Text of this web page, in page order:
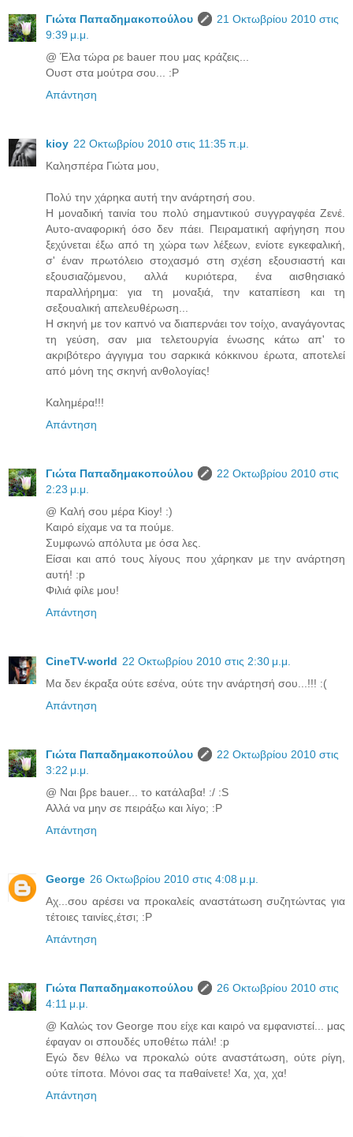
Γιώτα Παπαδημακοπούλου
21 Οκτωβρίου 2010 στις
9:39 μ.μ.
@ Έλα τώρα ρε bauer που μας κράζεις...
Ουστ στα μούτρα σου... :P
Απάντηση
kioy 22 Οκτωβρίου 2010 στις 11:35 π.μ.
Καλησπέρα Γιώτα μου,
Πολύ την χάρηκα αυτή την ανάρτησή σου.
Η μοναδική ταινία του πολύ σημαντικού συγγραγφέα Ζενέ.
Αυτο-αναφορική όσο δεν πάει. Πειραματική αφήγηση που
ξεχύνεται έξω από τη χώρα των λέξεων, ενίοτε εγκεφαλική,
σ' έναν πρωτόλειο στοχασμό στη σχέση εξουσιαστή και
εξουσιαζόμενου, αλλά κυριότερα, ένα αισθησιακό
παραλλήρημα: για τη μοναξιά, την καταπίεση και τη
σεξουαλική απελευθέρωση...
Η σκηνή με τον καπνό να διαπερνάει τον τοίχο, αναγάγοντας
τη γεύση, σαν μια τελετουργία ένωσης κάτω απ' το
ακριβότερο άγγιγμα του σαρκικά κόκκινου έρωτα, αποτελεί
από μόνη της σκηνή ανθολογίας!
Καλημέρα!!!
Απάντηση
Γιώτα Παπαδημακοπούλου
22 Οκτωβρίου 2010 στις
2:23 μ.μ.
@ Καλή σου μέρα Kioy! :)
Καιρό είχαμε να τα πούμε.
Συμφωνώ απόλυτα με όσα λες.
Είσαι και από τους λίγους που χάρηκαν με την ανάρτηση
αυτή! :p
Φιλιά φίλε μου!
Απάντηση
CineTV-world 22 Οκτωβρίου 2010 στις 2:30 μ.μ.
Μα δεν έκραξα ούτε εσένα, ούτε την ανάρτησή σου...!!! :(
Απάντηση
Γιώτα Παπαδημακοπούλου
22 Οκτωβρίου 2010 στις
3:22 μ.μ.
@ Ναι βρε bauer... το κατάλαβα! :/ :S
Αλλά να μην σε πειράξω και λίγο; :P
Απάντηση
George 26 Οκτωβρίου 2010 στις 4:08 μ.μ.
Αχ...σου αρέσει να προκαλείς αναστάτωση συζητώντας για
τέτοιες ταινίες,έτσι; :P
Απάντηση
Γιώτα Παπαδημακοπούλου
26 Οκτωβρίου 2010 στις
4:11 μ.μ.
@ Καλώς τον George που είχε και καιρό να εμφανιστεί... μας
έφαγαν οι σπουδές υποθέτω πάλι! :p
Εγώ δεν θέλω να προκαλώ ούτε αναστάτωση, ούτε ρίγη,
ούτε τίποτα. Μόνοι σας τα παθαίνετε! Χα, χα, χα!
Απάντηση